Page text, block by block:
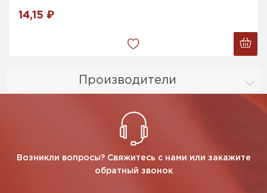
Производители
14,15 ₽
Возникли вопросы? Свяжитесь с нами или закажите
обратный звонок